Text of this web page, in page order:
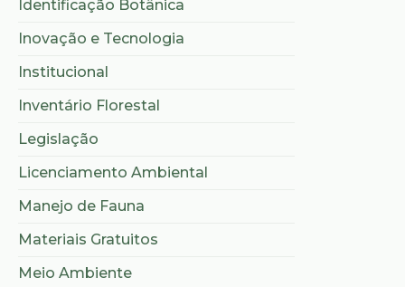
Identificação Botânica
Inovação e Tecnologia
Institucional
Inventário Florestal
Legislação
Licenciamento Ambiental
Manejo de Fauna
Materiais Gratuitos
Meio Ambiente